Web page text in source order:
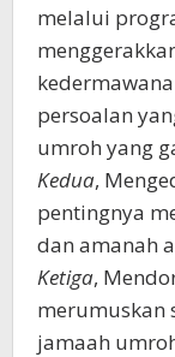
melalui
persoalan
umroh yang
Kedua,
pentingnya
dan amanah
Ketiga,
merumuskan
jamaah